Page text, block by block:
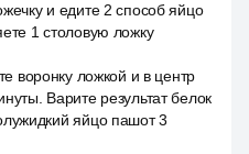
и едите 2 способ яйцо
1 столовую ложку
воронку ложкой и в центр
Варите результат белок
яйцо пашот 3